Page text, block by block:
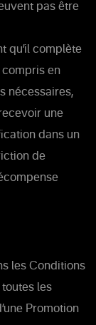
pas être
qu’il complète
en
nécessaires,
une
dans un
de
les Conditions
les
Promotion